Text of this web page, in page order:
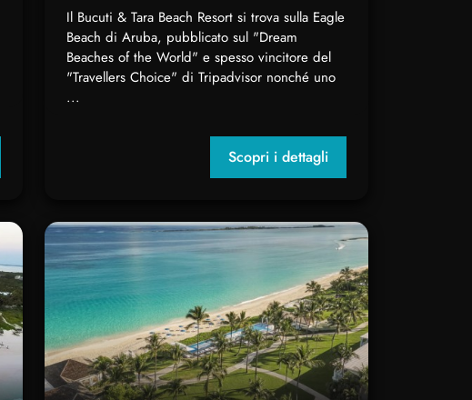
Il Bucuti & Tara Beach Resort si trova sulla Eagle
Beach di Aruba, pubblicato sul "Dream
Beaches of the World" e spesso vincitore del
"Travellers Choice" di Tripadvisor nonché uno
...
Scopri i dettagli